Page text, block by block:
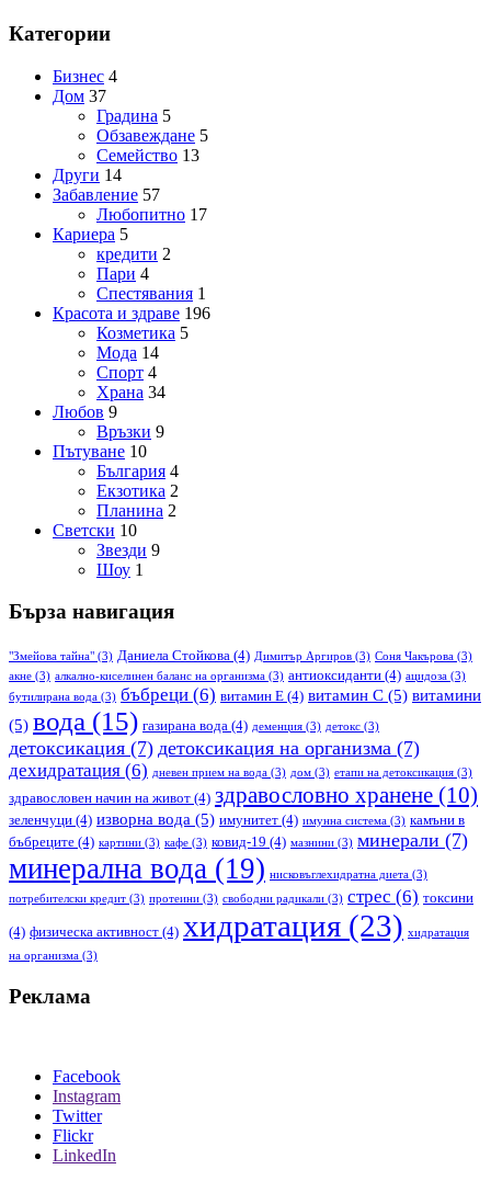
Категории
Бизнес 4
Дом 37
Градина 5
Обзавеждане 5
Семейство 13
Други 14
Забавление 57
Любопитно 17
Кариера 5
кредити 2
Пари 4
Спестявания 1
Красота и здраве 196
Козметика 5
Мода 14
Спорт 4
Храна 34
Любов 9
Връзки 9
Пътуване 10
България 4
Екзотика 2
Планина 2
Светски 10
Звезди 9
Шоу 1
Бърза навигация
"Змейова тайна" (3) Даниела Стойкова (4) Димитър Аргиров (3) Соня Чакърова (3)
акне (3) алкално-киселинен баланс на организма (3) антиоксиданти (4) ацидоза (3)
бутилирана вода (3) бъбреци (6) витамин Е (4) витамин С (5) витамини
(5) вода (15) газирана вода (4) деменция (3) детокс (3)
детоксикация (7) детоксикация на организма (7)
дехидратация (6) дневен прием на вода (3) дом (3) етапи на детоксикация (3)
здравословен начин на живот (4) здравословно хранене (10)
зеленчуци (4) изворна вода (5) имунитет (4) имунна система (3) камъни в
бъбреците (4) картини (3) кафе (3) ковид-19 (4) мазнини (3) минерали (7)
минерална вода (19) нисковъглехидратна диета (3)
потребителски кредит (3) протеини (3) свободни радикали (3) стрес (6) токсини
(4) физическа активност (4) хидратация (23) хидратация
на организма (3)
Реклама
Facebook
Instagram
Twitter
Flickr
LinkedIn